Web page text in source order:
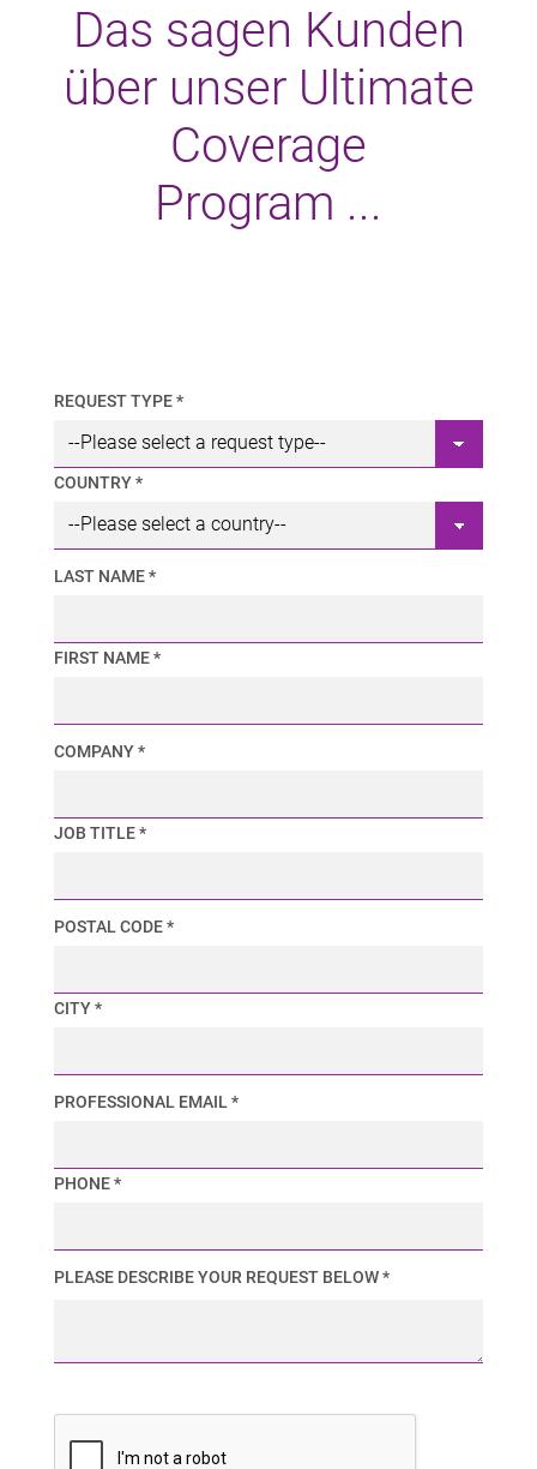
Das sagen Kunden
über unser Ultimate
Coverage
Program ...
REQUEST TYPE *
COUNTRY *
LAST NAME *
FIRST NAME *
COMPANY *
JOB TITLE *
POSTAL CODE *
CITY *
PROFESSIONAL EMAIL *
PHONE *
PLEASE DESCRIBE YOUR REQUEST BELOW *